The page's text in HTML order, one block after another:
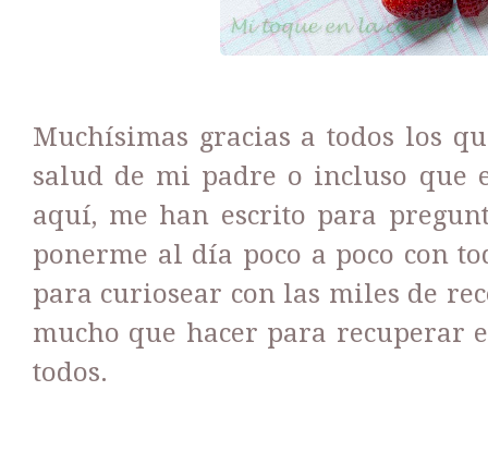
Muchísimas gracias a todos los
salud de mi padre o incluso que
aquí, me han escrito para
ponerme al día poco a poco con
para curiosear con las miles de
mucho que hacer para recuperar
todos.